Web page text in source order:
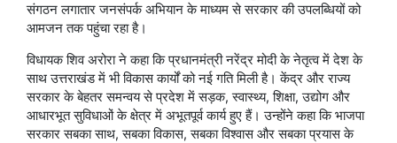
संगठन लगातार जनसंपर्क अभियान के माध्यम से सरकार की उपलब्धियों को
आमजन तक पहुंचा रहा है।
विधायक शिव अरोरा ने कहा कि प्रधानमंत्री नरेंद्र मोदी के नेतृत्व में देश के
साथ उत्तराखंड में भी विकास कार्यों को नई गति मिली है। केंद्र और राज्य
सरकार के बेहतर समन्वय से प्रदेश में सड़क, स्वास्थ्य, शिक्षा, उद्योग और
आधारभूत सुविधाओं के क्षेत्र में अभूतपूर्व कार्य हुए हैं। उन्होंने कहा कि भाजपा
सरकार सबका साथ, सबका विकास, सबका विश्वास और सबका प्रयास के